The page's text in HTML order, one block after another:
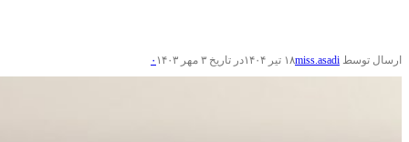
ارسال توسط miss.asadi۱۸ تیر ۱۴۰۴ در تاریخ ۳ مهر ۱۴۰۳ ۰